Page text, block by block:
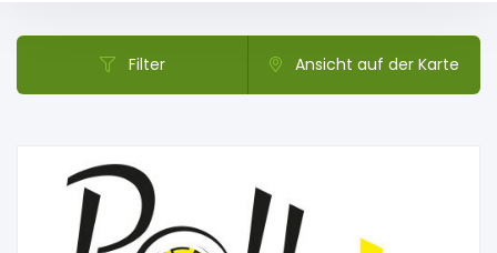
Filter Ansicht auf der Karte